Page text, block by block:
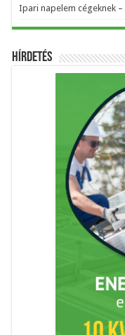
Ipari napelem cégeknek
Hírdetés